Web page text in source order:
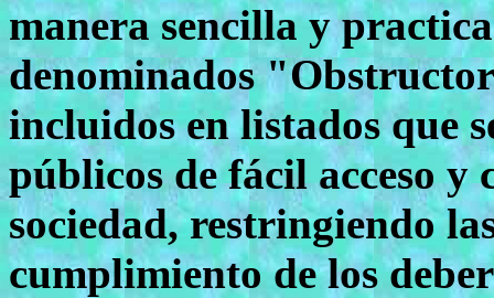
manera sencilla y
denominados
incluidos en listados que
públicos de fácil acceso
sociedad, restringiendo
cumplimiento de los